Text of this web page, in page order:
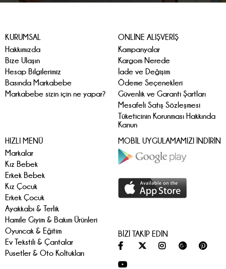
KURUMSAL
Hakkımızda
Bize Ulaşın
Hesap Bilgilerimiz
Basında Markabebe
Markabebe sizin için ne yapar?
ONLİNE ALIŞVERİŞ
Kampanyalar
Kargom Nerede
İade ve Değişim
Ödeme Seçenekleri
Güvenlik ve Garanti Şartları
Mesafeli Satış Sözleşmesi
Tüketicinin Korunması Hakkında
Kanun
HIZLI MENÜ
Markalar
Kız Bebek
Erkek Bebek
Kız Çocuk
Erkek Çocuk
Ayakkabı & Terlik
Hamile Giyim & Bakım Ürünleri
Oyuncak & Eğitim
Ev Tekstili & Çantalar
Pusetler & Oto Koltukları
MOBİL UYGULAMAMIZI İNDİRİN
BİZİ TAKİP EDİN